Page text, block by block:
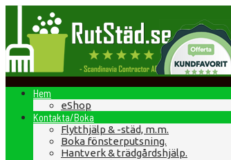
Hem
eShop
Kontakta/Boka
Flytthjälp & -städ, m.m.
Boka fönsterputsning.
Hantverk & trädgårdshjälp.